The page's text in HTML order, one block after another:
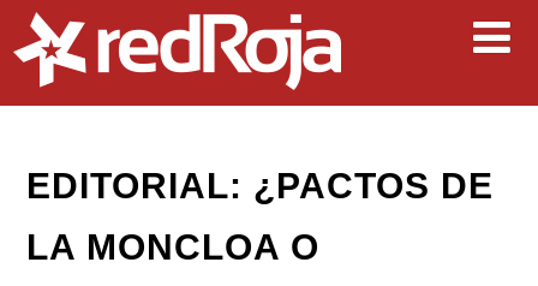
EDITORIAL: ¿PACTOS DE
LA MONCLOA O